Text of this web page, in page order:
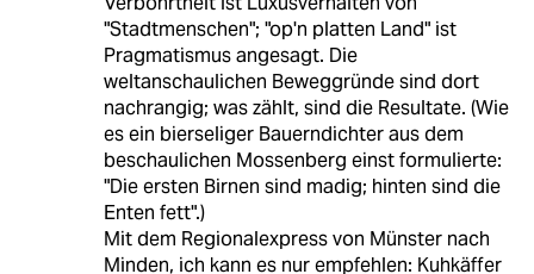
"Stadtmenschen"; "op'n platten Land" ist
Pragmatismus angesagt. Die
weltanschaulichen Beweggründe sind dort
nachrangig; was zählt, sind die Resultate. (Wie
es ein bierseliger Bauerndichter aus dem
beschaulichen Mossenberg einst formulierte:
"Die ersten Birnen sind madig; hinten sind die
Enten fett".)
Mit dem Regionalexpress von Münster nach
Minden, ich kann es nur empfehlen: Kuhkäffer